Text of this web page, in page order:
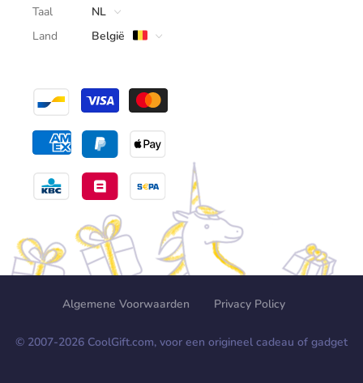
Taal
NL
Land
België
Algemene Voorwaarden Privacy Policy
© 2007-2026 CoolGift.com, voor een origineel cadeau of gadget